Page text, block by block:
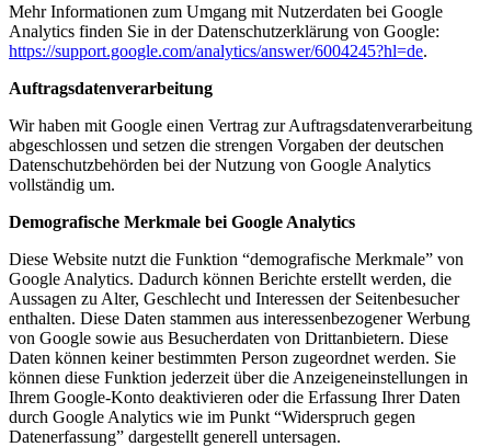
Mehr Informationen zum Umgang mit Nutzerdaten bei Google
Analytics finden Sie in der Datenschutzerklärung von Google:
https://support.google.com/analytics/answer/6004245?hl=de.
Auftragsdatenverarbeitung
Wir haben mit Google einen Vertrag zur Auftragsdatenverarbeitung
abgeschlossen und setzen die strengen Vorgaben der deutschen
Datenschutzbehörden bei der Nutzung von Google Analytics
vollständig um.
Demografische Merkmale bei Google Analytics
Diese Website nutzt die Funktion “demografische Merkmale” von
Google Analytics. Dadurch können Berichte erstellt werden, die
Aussagen zu Alter, Geschlecht und Interessen der Seitenbesucher
enthalten. Diese Daten stammen aus interessenbezogener Werbung
von Google sowie aus Besucherdaten von Drittanbietern. Diese
Daten können keiner bestimmten Person zugeordnet werden. Sie
können diese Funktion jederzeit über die Anzeigeneinstellungen in
Ihrem Google-Konto deaktivieren oder die Erfassung Ihrer Daten
durch Google Analytics wie im Punkt “Widerspruch gegen
Datenerfassung” dargestellt generell untersagen.